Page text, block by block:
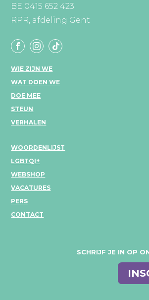
BE 0415 652 423
RPR, afdeling Gent
WIE ZIJN WE
WAT DOEN WE
DOE MEE
STEUN
VERHALEN
WOORDENLIJST
LGBTQI+
WEBSHOP
VACATURES
PERS
CONTACT
SCHRIJF JE IN OP
E-
mail